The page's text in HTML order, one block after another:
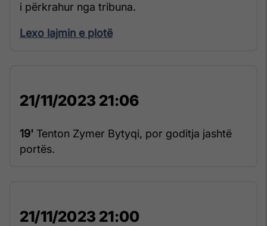
i përkrahur nga tribuna.
Lexo lajmin e plotë
21/11/2023 21:06
19' Tenton Zymer Bytyqi, por goditja jashtë
portës.
21/11/2023 21:00